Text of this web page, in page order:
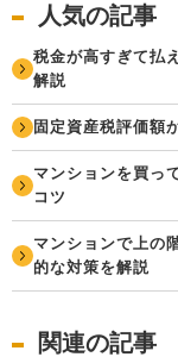
人気の記事
税金が高すぎて払
解説
固定資産税評価額
マンションを買っ
コツ
マンションで上の
的な対策を解説
関連の記事